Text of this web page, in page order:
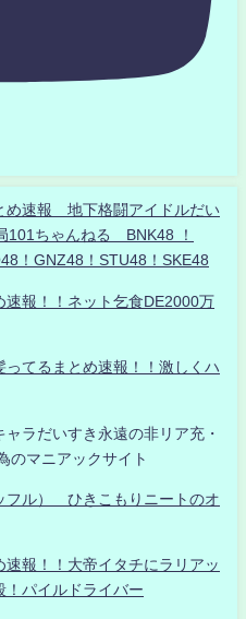
め速報 地下格闘アイドルだい
ちゃんねる BNK48 ！
！GNZ48！STU48！SKE48
速報！！ネット乞食DE2000万
ってるまとめ速報！！激しくハ
ラだいすき永遠の非リア充・
のマニアックサイト
フル） ひきこもりニートのオ
報！！大帝イタチにラリアッ
！パイルドライバー